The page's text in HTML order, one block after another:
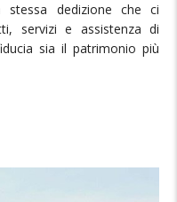
dedizione che ci
servizi e assistenza di
sia il patrimonio più